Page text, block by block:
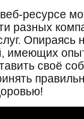
ресурсе
разных
имеющих
своё